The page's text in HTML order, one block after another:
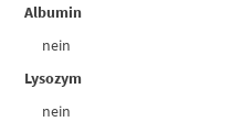
Albumin
nein
Lysozym
nein